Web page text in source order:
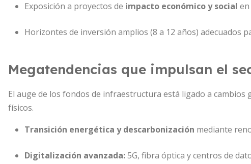
Exposición a proyectos de impacto económico y social
Horizontes de inversión amplios (8 a 12 años) adecuados
Megatendencias que impulsan el
El auge de los fondos de infraestructura está ligado a
físicos.
Transición energética y descarbonización mediante
Digitalización avanzada:5G, fibra óptica y centros de